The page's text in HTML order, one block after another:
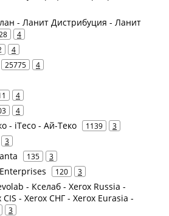
- Ланит Дистрибуция - Ланит
4
4
25775 4
4
4
- iTeco - Ай-Теко 1139 3
3
135 3
120 3
- Кселаб - Xerox Russia -
CIS - Xerox СНГ - Xerox Eurasia -
3